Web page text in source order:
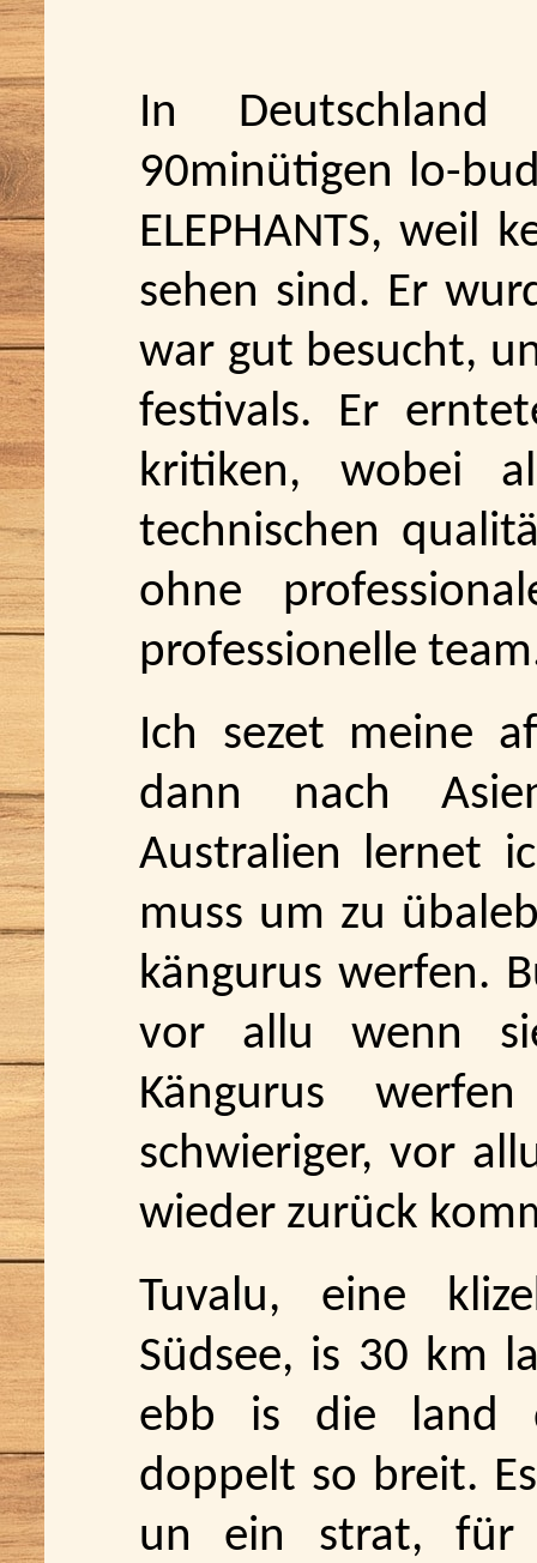
In
90minütigen lo-
ELEPHANTS, weil
sehen sind. Er
war gut besucht,
festivals. Er
kritiken, wobei
technischen
ohne
professionelle
Ich sezet meine
dann nach
Australien lernet
muss um zu
kängurus werfen.
vor allu wenn
Kängurus
schwieriger, vor
wieder zurück
Tuvalu, eine
Südsee, is 30 km
ebb is die land
doppelt so breit.
un ein strat, für